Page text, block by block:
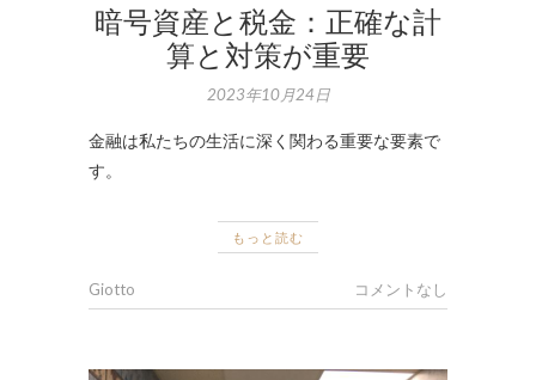
暗号資産と税金：正確な計
算と対策が重要
2023年10月24日
金融は私たちの生活に深く関わる重要な要素で
す。
もっと読む
Giotto コメントなし